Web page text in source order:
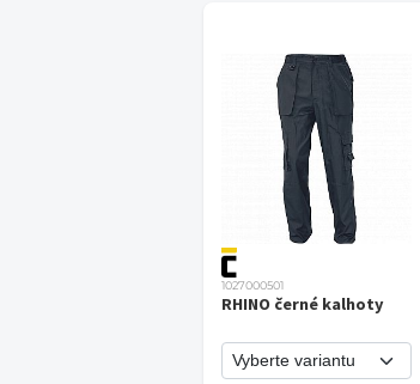
1027000501
RHINO černé kalhoty